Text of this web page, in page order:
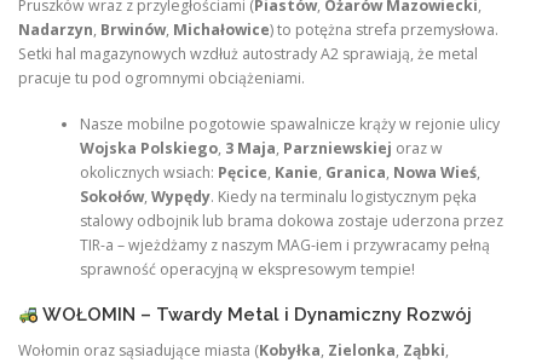
Pruszków wraz z przyległościami (Piastów, Ożarów Mazowiecki,
Nadarzyn, Brwinów, Michałowice) to potężna strefa przemysłowa.
Setki hal magazynowych wzdłuż autostrady A2 sprawiają, że metal
pracuje tu pod ogromnymi obciążeniami.
Nasze mobilne pogotowie spawalnicze krąży w rejonie ulicy
Wojska Polskiego, 3 Maja, Parzniewskiej oraz w
okolicznych wsiach: Pęcice, Kanie, Granica, Nowa Wieś,
Sokołów, Wypędy. Kiedy na terminalu logistycznym pęka
stalowy odbojnik lub brama dokowa zostaje uderzona przez
TIR-a – wjeżdżamy z naszym MAG-iem i przywracamy pełną
sprawność operacyjną w ekspresowym tempie!
WOŁOMIN – Twardy Metal i Dynamiczny Rozwój
Wołomin oraz sąsiadujące miasta (Kobyłka, Zielonka, Ząbki,